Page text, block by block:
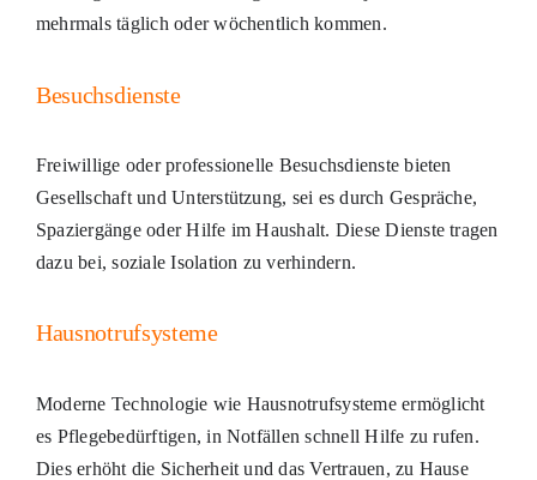
mehrmals täglich oder wöchentlich kommen.
Besuchsdienste
Freiwillige oder professionelle Besuchsdienste bieten
Gesellschaft und Unterstützung, sei es durch Gespräche,
Spaziergänge oder Hilfe im Haushalt. Diese Dienste tragen
dazu bei, soziale Isolation zu verhindern.
Hausnotrufsysteme
Moderne Technologie wie Hausnotrufsysteme ermöglicht
es Pflegebedürftigen, in Notfällen schnell Hilfe zu rufen.
Dies erhöht die Sicherheit und das Vertrauen, zu Hause